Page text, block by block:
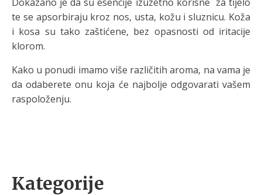
Kategorije
te se apsorbiraju kroz nos, usta, kožu i sluznicu. Koža
i kosa su tako zaštićene, bez opasnosti od iritacije
klorom.
Kako u ponudi imamo više različitih aroma, na vama je
da odaberete onu koja će najbolje odgovarati vašem
raspoloženju.